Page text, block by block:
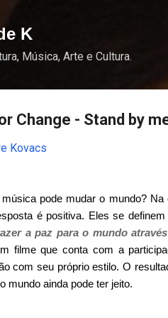
K
Música, Arte e Cultura.
Change - Stand by
Kovacs
música pode mudar o mundo?
é positiva. Eles se
a paz para o mundo
filme que conta com a
com seu próprio estilo. O
mundo ainda pode ter jeito.